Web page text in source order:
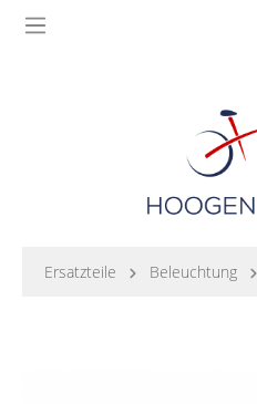
Ersatzteile Beleuchtung